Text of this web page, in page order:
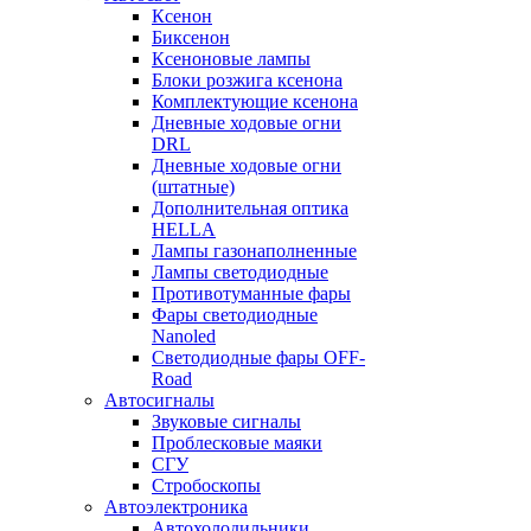
Ксенон
Биксенон
Ксеноновые лампы
Блоки розжига ксенона
Комплектующие ксенона
Дневные ходовые огни
DRL
Дневные ходовые огни
(штатные)
Дополнительная оптика
HELLA
Лампы газонаполненные
Лампы светодиодные
Противотуманные фары
Фары светодиодные
Nanoled
Светодиодные фары OFF-
Road
Автосигналы
Звуковые сигналы
Проблесковые маяки
СГУ
Стробоскопы
Автоэлектроника